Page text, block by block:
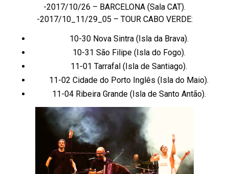
-2017/10/26 – BARCELONA (Sala CAT).
-2017/10_11/29_05 – TOUR CABO VERDE:
10-30 Nova Sintra (Isla da Brava).
10-31 São Filipe (Isla do Fogo).
11-01 Tarrafal (Isla de Santiago).
11-02 Cidade do Porto Inglês (Isla do Maio).
11-04 Ribeira Grande (Isla de Santo Antão).